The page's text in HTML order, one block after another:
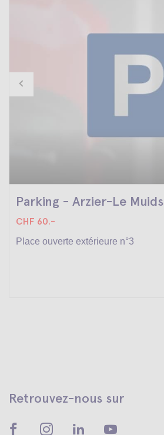
Parking - Arzier-Le Muids
CHF 60.-
Place ouverte extérieure n°3
Retrouvez-nous sur